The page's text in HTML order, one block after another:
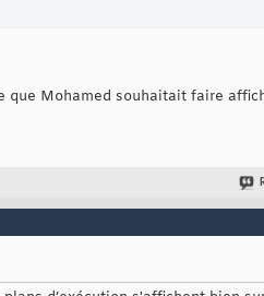
que Mohamed souhaitait faire